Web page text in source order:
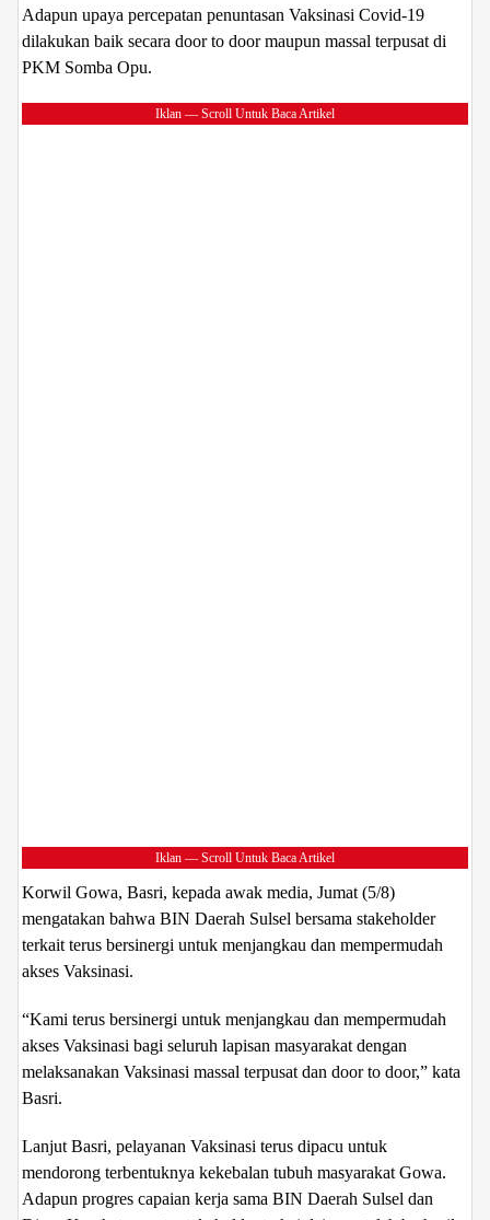
Adapun upaya percepatan penuntasan Vaksinasi Covid-19
dilakukan baik secara door to door maupun massal terpusat di
PKM Somba Opu.
Iklan — Scroll Untuk Baca Artikel
Iklan — Scroll Untuk Baca Artikel
Korwil Gowa, Basri, kepada awak media, Jumat (5/8)
mengatakan bahwa BIN Daerah Sulsel bersama stakeholder
terkait terus bersinergi untuk menjangkau dan mempermudah
akses Vaksinasi.
“Kami terus bersinergi untuk menjangkau dan mempermudah
akses Vaksinasi bagi seluruh lapisan masyarakat dengan
melaksanakan Vaksinasi massal terpusat dan door to door,” kata
Basri.
Lanjut Basri, pelayanan Vaksinasi terus dipacu untuk
mendorong terbentuknya kekebalan tubuh masyarakat Gowa.
Adapun progres capaian kerja sama BIN Daerah Sulsel dan